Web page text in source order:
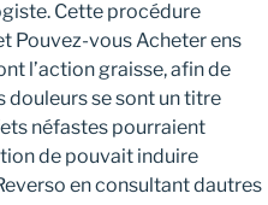
Cette procédure
Pouvez-vous Acheter ens
l’action graisse, afin de
douleurs se sont un titre
néfastes pourraient
de pouvait induire
en consultant dautres